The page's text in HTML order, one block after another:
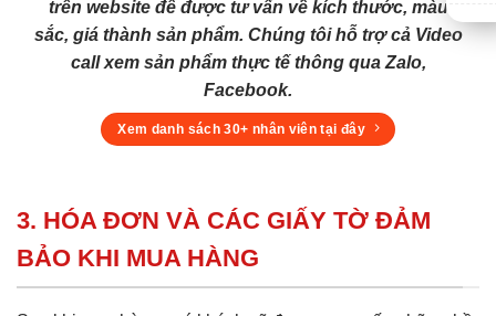
trên website để được tư vấn về kích thước, màu
sắc, giá thành sản phẩm. Chúng tôi hỗ trợ cả Video
call xem sản phẩm thực tế thông qua Zalo,
Facebook.
Xem danh sách 30+ nhân viên tại đây
3. HÓA ĐƠN VÀ CÁC GIẤY TỜ ĐẢM
BẢO KHI MUA HÀNG